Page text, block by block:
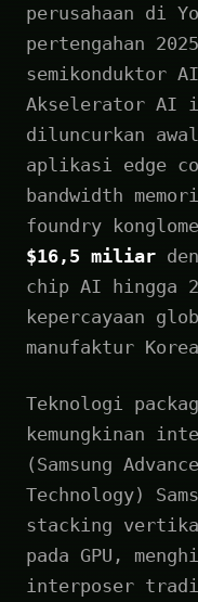
perusahaan di
pertengahan
semikonduktor
Akselerator AI
diluncurkan
aplikasi edge
bandwidth
foundry
$16,5 miliar
chip AI hingga
kepercayaan
manufaktur
Teknologi
kemungkinan
(Samsung
Technology)
stacking
pada GPU,
interposer